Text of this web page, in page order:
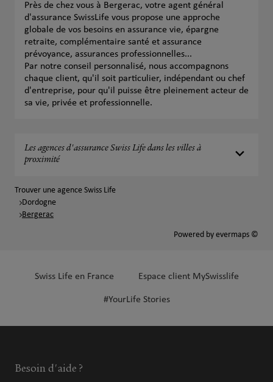
Près de chez vous à Bergerac, votre agent général
d'assurance SwissLife vous propose une approche
globale de vos besoins en assurance vie, épargne
retraite, complémentaire santé et assurance
prévoyance, assurances professionnelles...
Par notre conseil personnalisé, nous accompagnons
chaque client, qu'il soit particulier, indépendant ou chef
d'entreprise, pour qu'il puisse être pleinement acteur de
sa vie, privée et professionnelle.
Les agences d'assurance Swiss Life dans les villes à
proximité
Trouver une agence Swiss Life
Dordogne
Bergerac
Powered by evermaps ©
Swiss Life en France Espace client MySwisslife
#YourLife Stories
Besoin d'aide ?